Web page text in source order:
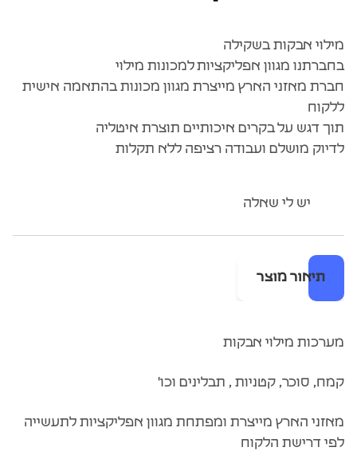
מילוי אבקות בשקילה
בחברתנו מגוון אפליקציות למכונות מילוי
חברת מאזני הארץ מייצרת מגוון מכונות בהתאמה אישית
ללקוח
תוך דגש על בקרים איכותיים תוצרת איטליה
לדיוק מושלם ועבודה רציפה ללא תקלות
יש לי שאלה
תיאור מוצר
מערכות מילוי אבקות
קמח, סוכר, קטניות , תבלינים וכו'
מאזני הארץ מייצרת ומפתחת מגוון אפליקציות לתעשייה
לפי דרישת הלקוח